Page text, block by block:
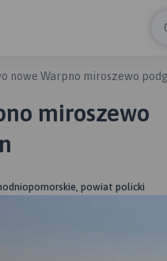
nowe Warpno miroszewo
powiat policki